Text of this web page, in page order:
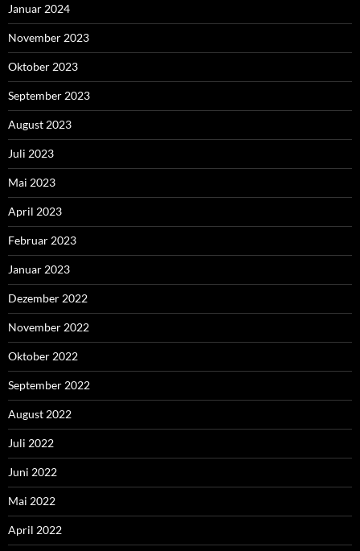
Januar 2024
November 2023
Oktober 2023
September 2023
August 2023
Juli 2023
Mai 2023
April 2023
Februar 2023
Januar 2023
Dezember 2022
November 2022
Oktober 2022
September 2022
August 2022
Juli 2022
Juni 2022
Mai 2022
April 2022